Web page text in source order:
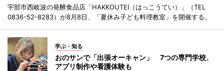
宇部市西岐波の発酵食品店「HAKKOUTEI（はっこうてい）」（TEL
0836-52-8283）が8月8日、「夏休み子ども料理教室」を開催する。
学ぶ・知る
おのサンで「出張オーキャン」 7つの専門学校、
アプリ制作や看護体験も